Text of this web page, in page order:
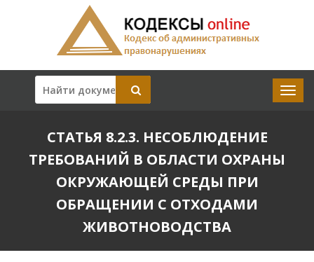
СТАТЬЯ 8.2.3. НЕСОБЛЮДЕНИЕ
ТРЕБОВАНИЙ В ОБЛАСТИ ОХРАНЫ
ОКРУЖАЮЩЕЙ СРЕДЫ ПРИ
ОБРАЩЕНИИ С ОТХОДАМИ
ЖИВОТНОВОДСТВА